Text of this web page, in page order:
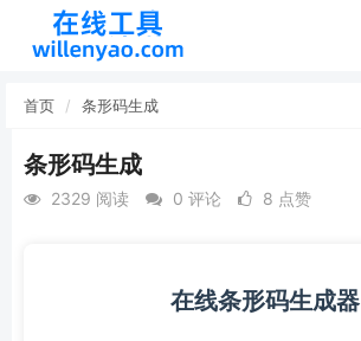
首页 条形码生成
条形码生成
2329 阅读 0 评论 8 点赞
在线条形码生成器